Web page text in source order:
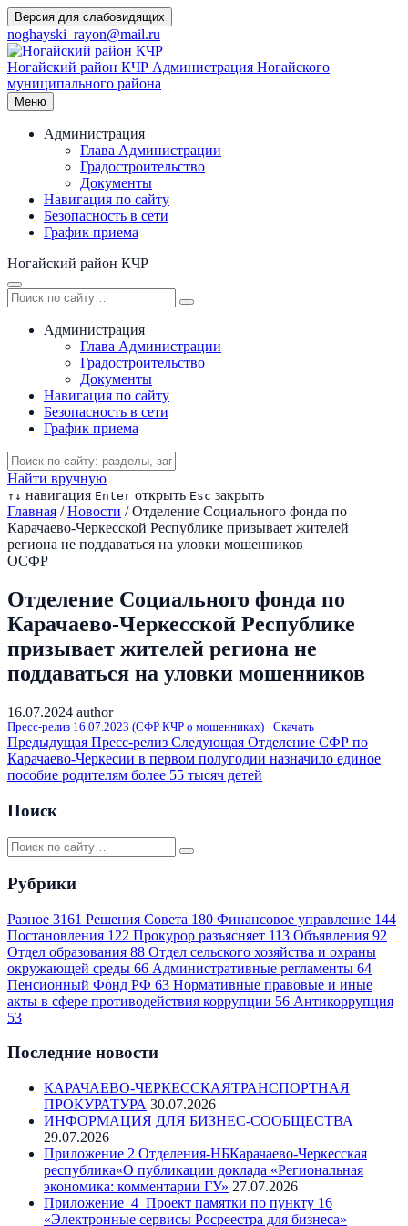
Перейти
к
содержимому
Версия для слабовидящих
noghayski_rayon@mail.ru
Ногайский район КЧР Администрация Ногайского
муниципального района
Меню
Администрация
Глава Администрации
Градостроительство
Документы
Навигация по сайту
Безопасность в сети
График приема
Ногайский район КЧР
Администрация
Глава Администрации
Градостроительство
Документы
Навигация по сайту
Безопасность в сети
График приема
Найти вручную
↑ ↓ навигация Enter открыть Esc закрыть
Главная / Новости / Отделение Социального фонда по
Карачаево-Черкесской Республике призывает жителей
региона не поддаваться на уловки мошенников
ОСФР
Отделение Социального фонда по
Карачаево-Черкесской Республике
призывает жителей региона не
поддаваться на уловки мошенников
16.07.2024 author
Пресс-релиз 16.07.2023 (СФР КЧР о мошенниках) Скачать
Предыдущая Пресс-релиз Следующая Отделение СФР по
Карачаево-Черкесии в первом полугодии назначило единое
пособие родителям более 55 тысяч детей
Поиск
Рубрики
Разное 3161 Решения Совета 180 Финансовое управление 144
Постановления 122 Прокурор разъясняет 113 Объявления 92
Отдел образования 88 Отдел сельского хозяйства и охраны
окружающей среды 66 Административные регламенты 64
Пенсионный Фонд РФ 63 Нормативные правовые и иные
акты в сфере противодействия коррупции 56 Антикоррупция
53
Последние новости
КАРАЧАЕВО-ЧЕРКЕССКАЯТРАНСПОРТНАЯ
ПРОКУРАТУРА 30.07.2026
ИНФОРМАЦИЯ ДЛЯ БИЗНЕС-СООБЩЕСТВА
29.07.2026
Приложение 2 Отделения-НБКарачаево-Черкесская
республика«О публикации доклада «Региональная
экономика: комментарии ГУ» 27.07.2026
Приложение_4_Проект памятки по пункту 16
«Электронные сервисы Росреестра для бизнеса»